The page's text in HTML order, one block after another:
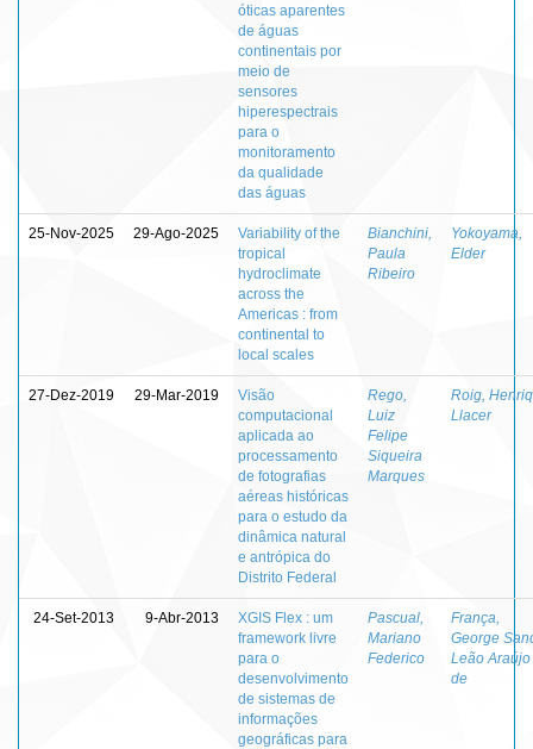
óticas aparentes
de águas
continentais por
meio de
sensores
hiperespectrais
para o
monitoramento
da qualidade
das águas
25-Nov-2025 29-Ago-2025
Variability of the
tropical
hydroclimate
across the
Americas : from
continental to
local scales
Bianchini,
Paula
Ribeiro
Yokoyama,
Elder
27-Dez-2019 29-Mar-2019
Visão
computacional
aplicada ao
processamento
de fotografias
aéreas históricas
para o estudo da
dinâmica natural
e antrópica do
Distrito Federal
Rego,
Luiz
Felipe
Siqueira
Marques
Roig,
Llacer
24-Set-2013 9-Abr-2013
XGIS Flex : um
framework livre
para o
desenvolvimento
de sistemas de
informações
geográficas para
Pascual,
Mariano
Federico
França,
George
Leão Araújo
de